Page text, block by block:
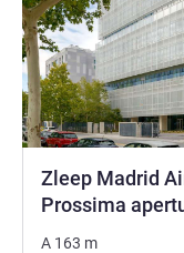
Zleep Madrid
Prossima
A 163 m